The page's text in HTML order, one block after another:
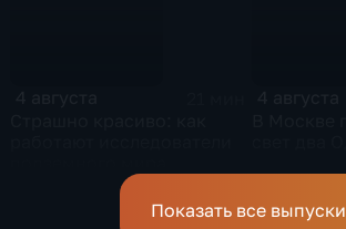
Показать все выпуски